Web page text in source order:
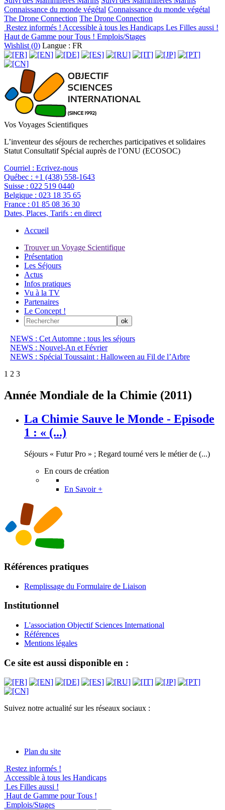
Connaissance du monde végétal Connaissance du monde végétal
The Drone Connection The Drone Connection
Restez informés ! Accessible à tous les Handicaps Les Filles aussi !
Haut de Gamme pour Tous ! Emplois/Stages
Wishlist (0) Langue : FR
Vos Voyages Scientifiques
L’inventeur des séjours de recherches participatives et solidaires
Statut Consultatif Spécial auprès de l’ONU (ECOSOC)
Courriel : Ecrivez-nous
Québec : +1 (438) 558-1643
Suisse : 022 519 0440
Belgique : 023 18 35 65
France : 01 85 08 36 30
Dates, Places, Tarifs : en direct
Accueil
Trouver un Voyage Scientifique
Présentation
Les Séjours
Actus
Infos pratiques
Vu à la TV
Partenaires
Le Concept !
NEWS : Cet Automne : tous les séjours
NEWS : Nouvel-An et Février
NEWS : Spécial Toussaint : Halloween au Fil de l’Arbre
1 2 3
Année Mondiale de la Chimie (2011)
La Chimie Sauve le Monde - Episode
1 : « (...)
Séjours « Futur Pro » ; Regard tourné vers le métier de (...)
En cours de création
En Savoir +
Références pratiques
Remplissage du Formulaire de Liaison
Institutionnel
L'association Objectif Sciences International
Références
Mentions légales
Ce site est aussi disponible en :
Suivez notre actualité sur les réseaux sociaux :
Plan du site
Restez informés !
Accessible à tous les Handicaps
Les Filles aussi !
Haut de Gamme pour Tous !
Emplois/Stages